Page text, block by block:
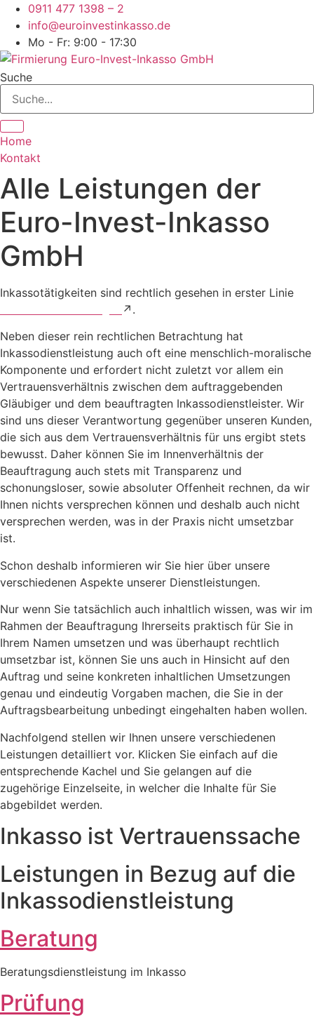
Zum
Inhalt
springen
0911 477 1398 – 2
info@euroinvestinkasso.de
Mo - Fr: 9:00 - 17:30
Suche
Home
Kontakt
Alle Leistungen der
Euro-Invest-Inkasso
GmbH
Inkassotätigkeiten sind rechtlich gesehen in erster Linie
↗.
Neben dieser rein rechtlichen Betrachtung hat
Inkassodienstleistung auch oft eine menschlich-moralische
Komponente und erfordert nicht zuletzt vor allem ein
Vertrauensverhältnis zwischen dem auftraggebenden
Gläubiger und dem beauftragten Inkassodienstleister. Wir
sind uns dieser Verantwortung gegenüber unseren Kunden,
die sich aus dem Vertrauensverhältnis für uns ergibt stets
bewusst. Daher können Sie im Innenverhältnis der
Beauftragung auch stets mit Transparenz und
schonungsloser, sowie absoluter Offenheit rechnen, da wir
Ihnen nichts versprechen können und deshalb auch nicht
versprechen werden, was in der Praxis nicht umsetzbar
ist.
Schon deshalb informieren wir Sie hier über unsere
verschiedenen Aspekte unserer Dienstleistungen.
Nur wenn Sie tatsächlich auch inhaltlich wissen, was wir im
Rahmen der Beauftragung Ihrerseits praktisch für Sie in
Ihrem Namen umsetzen und was überhaupt rechtlich
umsetzbar ist, können Sie uns auch in Hinsicht auf den
Auftrag und seine konkreten inhaltlichen Umsetzungen
genau und eindeutig Vorgaben machen, die Sie in der
Auftragsbearbeitung unbedingt eingehalten haben wollen.
Nachfolgend stellen wir Ihnen unsere verschiedenen
Leistungen detailliert vor. Klicken Sie einfach auf die
entsprechende Kachel und Sie gelangen auf die
zugehörige Einzelseite, in welcher die Inhalte für Sie
abgebildet werden.
Inkasso ist Vertrauenssache
Leistungen in Bezug auf die
Inkassodienstleistung
Beratung
Beratungsdienstleistung im Inkasso
Prüfung